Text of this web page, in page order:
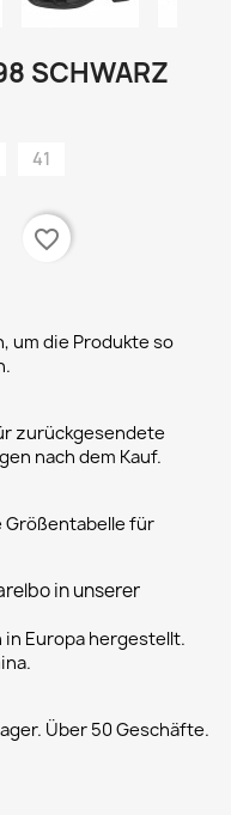
SCHWARZ
41
favorite_border
um die Produkte so
zurückgesendete
nach dem Kauf.
Größentabelle für
in unserer
Europa hergestellt.
Über 50 Geschäfte.